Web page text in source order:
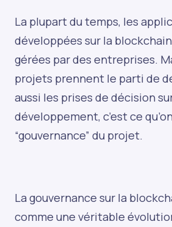
La plupart du temps, les
développées sur la
gérées par des entreprises.
projets prennent le parti de
aussi les prises de décision
développement, c’est ce
“gouvernance” du projet.
La gouvernance sur la
comme une véritable